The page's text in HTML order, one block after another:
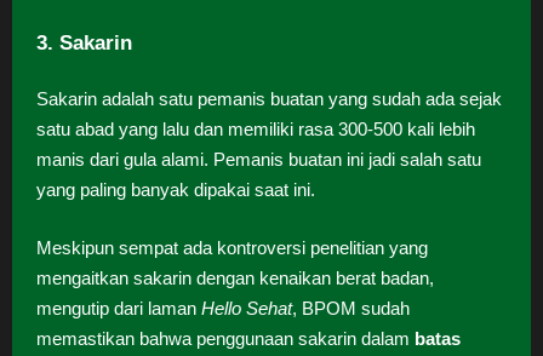
3. Sakarin
Sakarin adalah satu pemanis buatan yang sudah ada sejak
satu abad yang lalu dan memiliki rasa 300-500 kali lebih
manis dari gula alami. Pemanis buatan ini jadi salah satu
yang paling banyak dipakai saat ini.
Meskipun sempat ada kontroversi penelitian yang
mengaitkan sakarin dengan kenaikan berat badan,
mengutip dari laman Hello Sehat, BPOM sudah
memastikan bahwa penggunaan sakarin dalam batas